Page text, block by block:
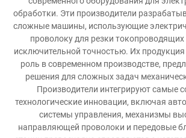
обработки. Эти производители
сложные машины, использующие
проволоку для резки токопроводящих
исключительной точностью. Их
роль в современном производстве,
решения для сложных задач
Производители интегрируют самые
технологические инновации, включая
системы управления, механизмы
направляющей проволоки и передовые